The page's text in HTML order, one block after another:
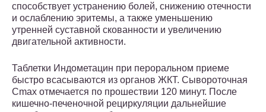
способствует устранению болей, снижению отечности
и ослаблению эритемы, а также уменьшению
утренней суставной скованности и увеличению
двигательной активности.
Таблетки Индометацин при пероральном приеме
быстро всасываются из органов ЖКТ. Сывороточная
Cmax отмечается по прошествии 120 минут. После
кишечно-печеночной рециркуляции дальнейшие